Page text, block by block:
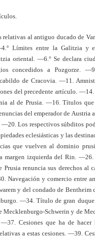
relativas al antiguo ducado de
Límites entre la Galitzia y
oriental. —6.° Se declara
concedidos a Pozgorze.
de Cracovia. —11.
del precedente artículo.
al de Prusia. —16. Títulos
del emperador de
—20. Los respectivos súbditos
eclesiásticas y las
que vuelven al dominio
margen izquierda del Rin.
renuncia sus derechos al
Navegación y comercio entre
y del condado de
—34. Título de gran
Mecklenburgo-Schwerin y de
—37. Cesiones que ha de
a estas cesiones. —39.